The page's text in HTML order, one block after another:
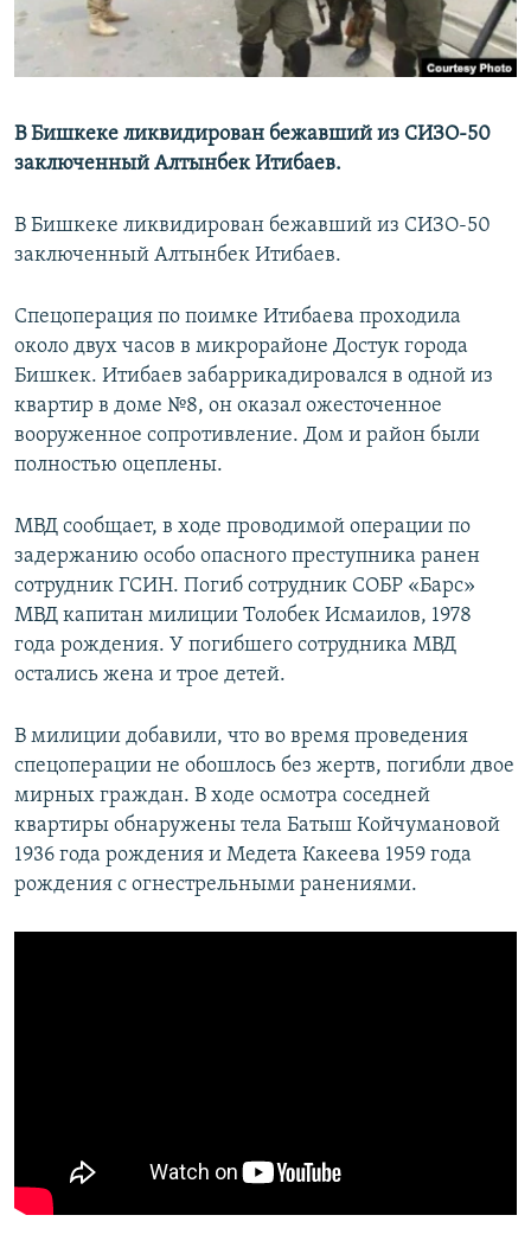
В Бишкеке ликвидирован бежавший из СИЗО-50
заключенный Алтынбек Итибаев.
В Бишкеке ликвидирован бежавший из СИЗО-50
заключенный Алтынбек Итибаев.
Спецоперация по поимке Итибаева проходила
около двух часов в микрорайоне Достук города
Бишкек. Итибаев забаррикадировался в одной из
квартир в доме №8, он оказал ожесточенное
вооруженное сопротивление. Дом и район были
полностью оцеплены.
МВД сообщает, в ходе проводимой операции по
задержанию особо опасного преступника ранен
сотрудник ГСИН. Погиб сотрудник СОБР «Барс»
МВД капитан милиции Толобек Исмаилов, 1978
года рождения. У погибшего сотрудника МВД
остались жена и трое детей.
В милиции добавили, что во время проведения
спецоперации не обошлось без жертв, погибли двое
мирных граждан. В ходе осмотра соседней
квартиры обнаружены тела Батыш Койчумановой
1936 года рождения и Медета Какеева 1959 года
рождения с огнестрельными ранениями.